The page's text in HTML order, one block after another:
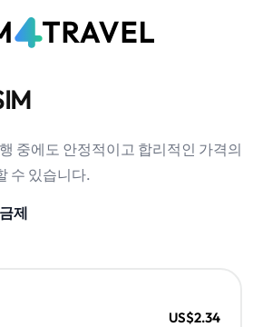
중에도 안정적이고 합리적인 가격의
수 있습니다.
제
US$2.34